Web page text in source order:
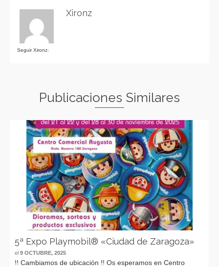
Seguir Xironz:
Xironz
Publicaciones Similares
5ª Expo Playmobil® «Ciudad de Zaragoza»
el 9 OCTUBRE, 2025
!! Cambiamos de ubicación !! Os esperamos en Centro